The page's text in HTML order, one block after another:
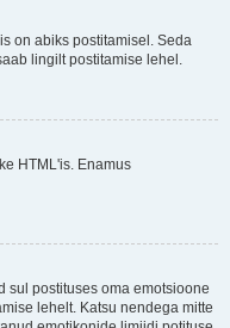
on abiks postitamisel. Seda
lingilt postitamise lehel.
HTML'is. Enamus
sul postituses oma emotsioone
lehelt. Katsu nendega mitte